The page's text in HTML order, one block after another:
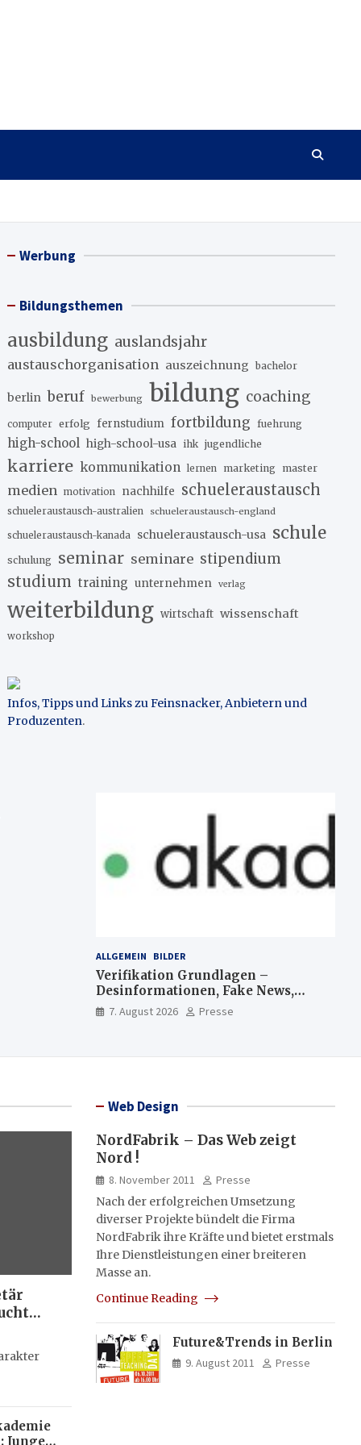
Werbung
Bildungsthemen
ausbildung auslandsjahr
austauschorganisation auszeichnung bachelor
berlin beruf bewerbung bildung coaching
computer erfolg fernstudium fortbildung fuehrung
high-school high-school-usa ihk jugendliche
karriere kommunikation lernen marketing master
medien motivation nachhilfe schueleraustausch
schueleraustausch-australien schueleraustausch-england
schueleraustausch-kanada schueleraustausch-usa schule
schulung seminar seminare stipendium
studium training unternehmen verlag
weiterbildung wirtschaft wissenschaft
workshop
Infos, Tipps und Links zu Feinsnacker, Anbietern und
Produzenten.
ALLGEMEIN BILDER
Verifikation Grundlagen –
Desinformationen, Fake News,
manipulierte Inhalte | dpa-
Akademie
7. August 2026 Presse
Junge
Web Design
NordFabrik – Das Web zeigt
Nord !
8. November 2011
Presse
Nach der erfolgreichen Umsetzung
diverser Projekte bündelt die Firma
NordFabrik ihre Kräfte und bietet erstmals
Ihre Dienstleistungen einer breiteren
Masse an.
Continue Reading
Future&Trends in Berlin
9. August 2011 Presse